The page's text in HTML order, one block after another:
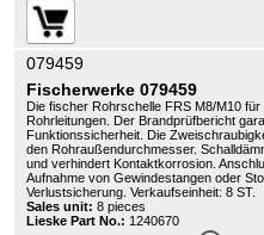
079459
Fischerwerke 079459
Die fischer Rohrschelle FRS M8/M10
Rohrleitungen. Der Brandprüfbericht
Funktionssicherheit. Die
den Rohraußendurchmesser.
und verhindert Kontaktkorrosion.
Aufnahme von Gewindestangen oder
Verlustsicherung. Verkaufseinheit: 8 ST.
Sales unit: 8 pieces
Lieske Part No.: 1240670